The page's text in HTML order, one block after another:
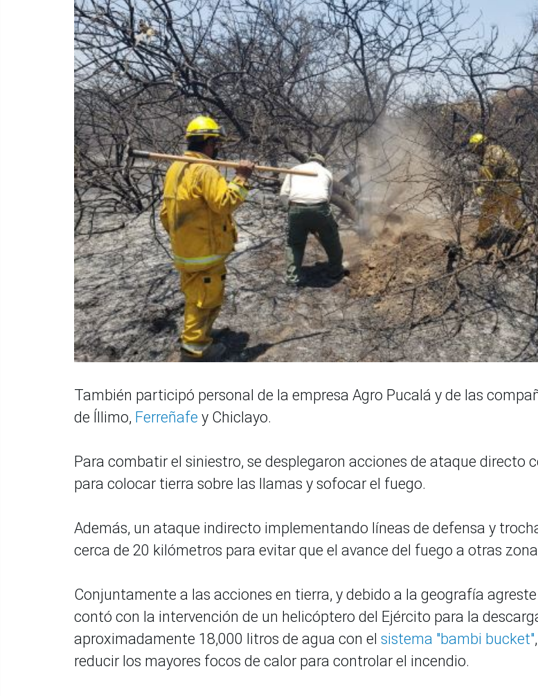
También participó personal de la empresa Agro Pucalá y de las
de Íllimo, Ferreñafe y Chiclayo.
Para combatir el siniestro, se desplegaron acciones de ataque directo
para colocar tierra sobre las llamas y sofocar el fuego.
Además, un ataque indirecto implementando líneas de defensa y
cerca de 20 kilómetros para evitar que el avance del fuego a otras
Conjuntamente a las acciones en tierra, y debido a la geografía
contó con la intervención de un helicóptero del Ejército para la
aproximadamente 18,000 litros de agua con el sistema "bambi bucket"
reducir los mayores focos de calor para controlar el incendio.